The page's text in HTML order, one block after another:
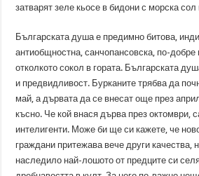
затварят зеле кьосе в бидони с морска сол
Българската душа е предимно битова,
антиобщностна, санчопансовска, по-добре
отколкото сокол в гората. Българската
и предвидливост. Бурканите трябва да
май, а дървата да се внесат още през
късно. Че кой внася дърва през октомври,
интелигенти. Може би ще си кажете, че
граждани притежава вече други качества,
наследило най-лошото от предците си